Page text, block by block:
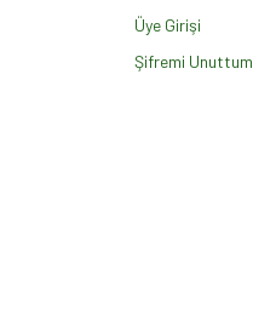
Üye Girişi
Şifremi Unuttum